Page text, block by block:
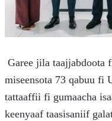
miseensota 73 qabuu fi
tattaaffii fi gumaacha
keenyaaf taasisaniif